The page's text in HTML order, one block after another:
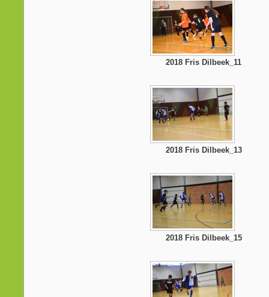
2018 Fris Dilbeek_11
2018 Fris Dilbeek_13
2018 Fris Dilbeek_15